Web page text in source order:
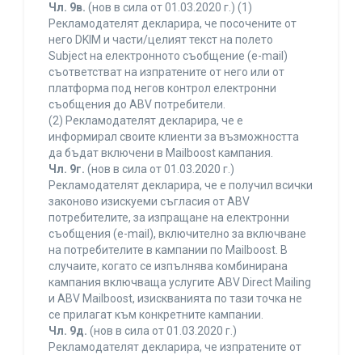
Чл. 9в. (нов в сила от 01.03.2020 г.) (1)
Рекламодателят декларира, че посочените от
него DKIM и части/целият текст на полето
Subject на електронното съобщение (e-mail)
съответстват на изпратените от него или от
платформа под негов контрол електронни
съобщения до ABV потребители.
(2) Рекламодателят декларира, че е
информирал своите клиенти за възможността
да бъдат включени в Mailboost кампания.
Чл. 9г. (нов в сила от 01.03.2020 г.)
Рекламодателят декларира, че е получил всички
законово изискуеми съгласия от ABV
потребителите, за изпращане на електронни
съобщения (e-mail), включително за включване
на потребителите в кампании по Mailboost. В
случаите, когато се изпълнява комбинирана
кампания включваща услугите ABV Direct Mailing
и ABV Mailboost, изискванията по тази точка не
се прилагат към конкретните кампании.
Чл. 9д. (нов в сила от 01.03.2020 г.)
Рекламодателят декларира, че изпратените от